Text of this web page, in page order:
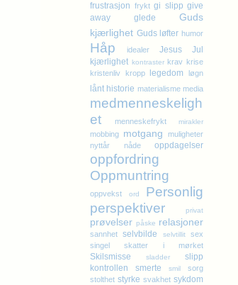
frustrasjon frykt gi slipp give
away
glede
Guds
kjærlighet Guds løfter humor
Håp idealer Jesus
Jul
kjærlighet kontraster krav krise
kristenliv kropp legedom løgn
lånt historie materialisme media
medmenneskeligh
et
menneskefrykt mirakler
mobbing motgang
muligheter
nyttår
nåde oppdagelser
oppfordring
Oppmuntring
oppvekst ord
Personlig
perspektiver
privat
prøvelser påske relasjoner
sannhet selvbilde selvtillit
sex
singel
skatter i mørket
Skilsmisse sladder
slipp
kontrollen
smerte smil
sorg
stolthet styrke svakhet sykdom